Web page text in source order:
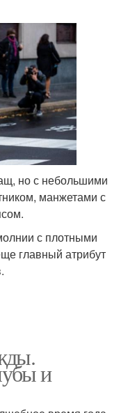
но с небольшими
манжетами с
с плотными
главный атрибут
и